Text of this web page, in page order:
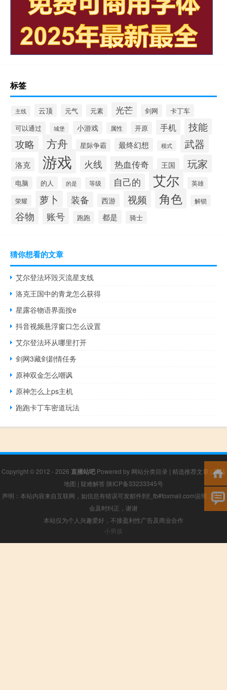
标签
主线 云顶 元气 元素 光芒 剑网
卡丁车
可以通过
城堡 小游戏 属性 开原 手机
技能
攻略
方舟 星际争霸 最终幻想 模式 武器
洛克 游戏 火线 热血传奇 王国 玩家
电脑 的人 的是 等级 自己的 艾尔 英雄
荣耀 萝卜 装备 西游 视频 角色 解锁
谷物 账号 跑跑 都是 骑士
猜你想看的文章
艾尔登法环毁灭流星支线
洛克王国中的青龙怎么获得
星露谷物语界面按e
抖音视频悬浮窗口怎么设置
艾尔登法环从哪里打开
剑网3藏剑剧情任务
原神双金怎么嘲讽
原神怎么上ps主机
跑跑卡丁车密道玩法
Copyright © 2012 - 2026 直播站吧 Powered by 网站分类目录 | 精选推荐文章 |网站
地图 | 疑难解答 陕ICP备33233345号
声明：本站内容来自互联网，如信息有错误可发邮件到f_fb#foxmail.com说明，我们
会及时纠正，谢谢
本站仅为个人兴趣爱好，不接盈利性广告及商业合作
小男孩